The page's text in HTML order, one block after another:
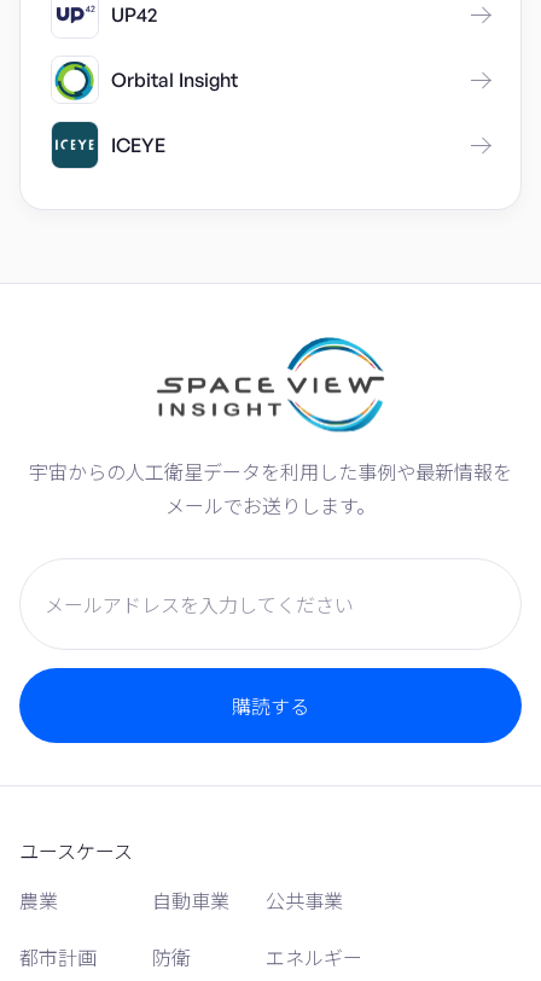
UP42
Orbital Insight
ICEYE
宇宙からの人工衛星データを利用した事例や最新情報を
メールでお送りします。
ユースケース
農業
都市計画
自動車業
防衛
公共事業
エネルギー